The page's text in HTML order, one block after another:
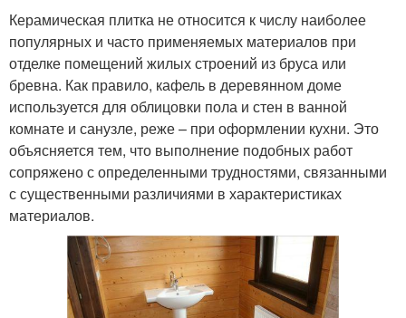
Керамическая плитка не относится к числу наиболее
популярных и часто применяемых материалов при
отделке помещений жилых строений из бруса или
бревна. Как правило, кафель в деревянном доме
используется для облицовки пола и стен в ванной
комнате и санузле, реже – при оформлении кухни. Это
объясняется тем, что выполнение подобных работ
сопряжено с определенными трудностями, связанными
с существенными различиями в характеристиках
материалов.